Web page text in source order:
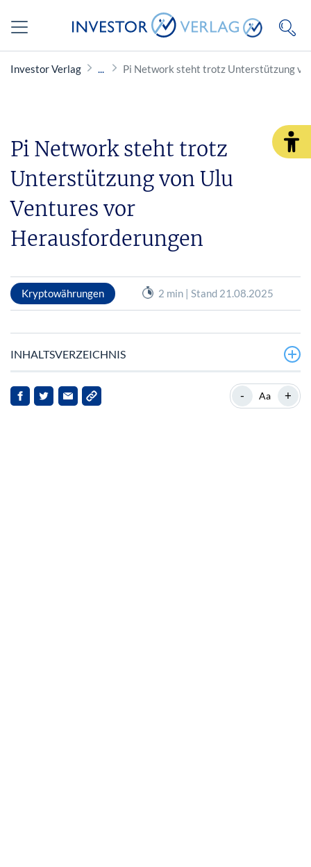
Investor Verlag Pi Network steht trotz Unterstützung
Pi Network steht trotz
Unterstützung von Ulu
Ventures vor
Herausforderungen
Kryptowährungen 2 min | Stand 21.08.2025
INHALTSVERZEICHNIS
Neueste Entwicklungen im Pi Network
- Aa +